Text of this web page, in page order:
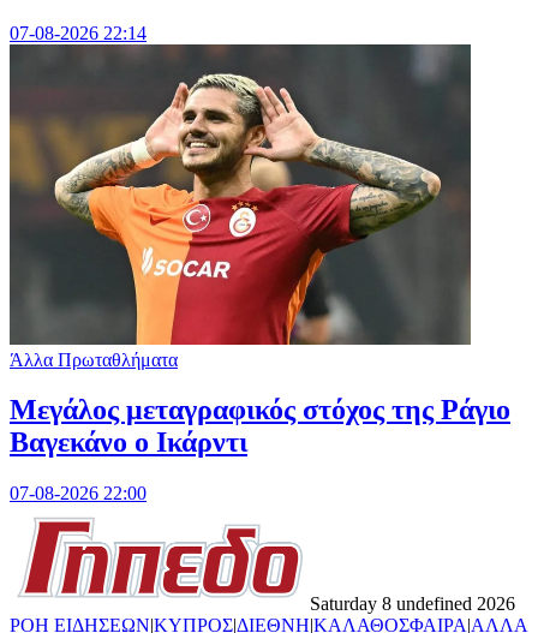
07-08-2026 22:14
Άλλα Πρωταθλήματα
Μεγάλος μεταγραφικός στόχος της Ράγιο
Βαγεκάνο ο Ικάρντι
07-08-2026 22:00
Saturday 8 undefined 2026
ΡΟΗ ΕΙΔΗΣΕΩΝ|ΚΥΠΡΟΣ|ΔΙΕΘΝΗ|ΚΑΛΑΘΟΣΦΑΙΡΑ|ΑΛΛΑ